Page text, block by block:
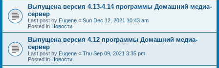
Выпущена версия 4.13-4.14 программы Домашний медиа-
сервер
Last post by Eugene « Sun Dec 12, 2021 10:43 am
Posted in Новости
Выпущена версия 4.12 программы Домашний медиа-
сервер
Last post by Eugene « Thu Sep 09, 2021 3:35 pm
Posted in Новости